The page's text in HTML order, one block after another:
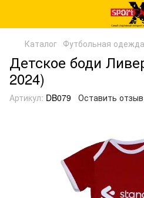
Каталог Футбольная одежда
Детское боди
2024)
Артикул: DB079 Оставить отзыв